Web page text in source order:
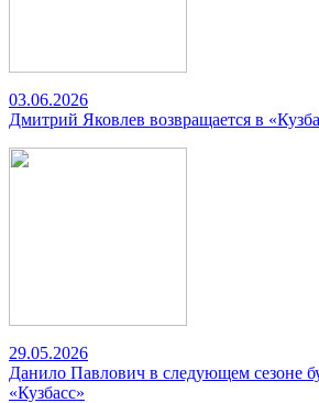
03.06.2026
Дмитрий Яковлев возвращается в
29.05.2026
Данило Павлович в следующем сезоне
«Кузбасс»